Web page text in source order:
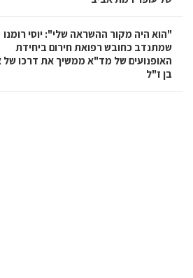
"הוא היה מקור ההשראה שלי": יוסי רומנו
שמתנדב כחובש רפואת חירום ביחידת
האופנועים של מד"א ממשיך את דרכו של
בן ז"ל